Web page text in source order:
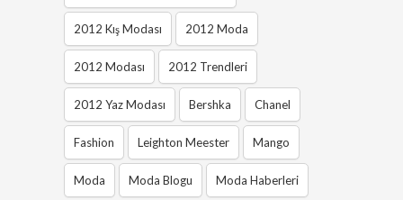
2012 Kış Modası 2012 Moda
2012 Modası 2012 Trendleri
2012 Yaz Modası Bershka Chanel
Fashion Leighton Meester Mango
Moda Moda Blogu Moda Haberleri